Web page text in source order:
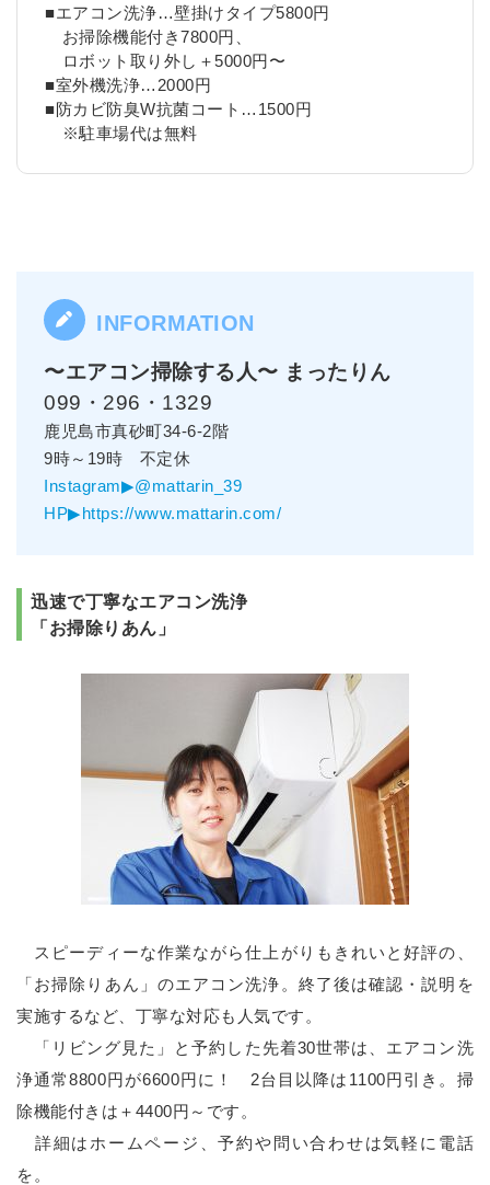
■エアコン洗浄…壁掛けタイプ5800円
お掃除機能付き7800円、
ロボット取り外し＋5000円〜
■室外機洗浄…2000円
■防カビ防臭W抗菌コート…1500円
※駐車場代は無料
〜エアコン掃除する人〜 まったりん
099・296・1329
鹿児島市真砂町34-6-2階
9時～19時 不定休
Instagram▶@mattarin_39
HP▶https://www.mattarin.com/
迅速で丁寧なエアコン洗浄
「お掃除りあん」
スピーディーな作業ながら仕上がりもきれいと好評の、
「お掃除りあん」のエアコン洗浄。終了後は確認・説明を
実施するなど、丁寧な対応も人気です。
「リビング見た」と予約した先着30世帯は、エアコン洗
浄通常8800円が6600円に！ 2台目以降は1100円引き。掃
除機能付きは＋4400円～です。
詳細はホームページ、予約や問い合わせは気軽に電話
を。